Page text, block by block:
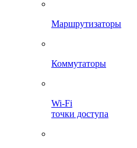
Маршрутизаторы
Коммутаторы
Wi-Fi
точки доступа